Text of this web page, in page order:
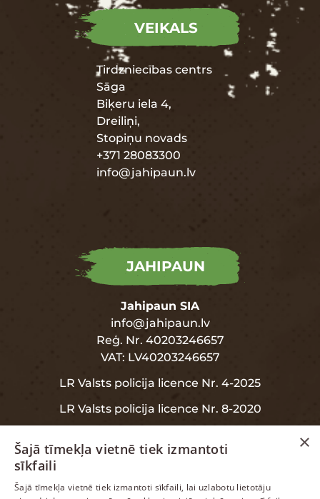
VEIKALS
Tirdzniecības centrs
Sāga
Biķeru iela 4,
Dreiliņi,
Stopiņu novads
+371 28083300
info@jahipaun.lv
JAHIPAUN
Jahipaun SIA
info@jahipaun.lv
Reģ. Nr. 40203246657
VAT: LV40203246657
LR Valsts policija licence Nr. 4-2025
LR Valsts policija licence Nr. 8-2020
INFORMĀCIJA
×
Šajā tīmekļa vietnē tiek izmantoti
sīkfaili
Šajā tīmekļa vietnē tiek izmantoti sīkfaili, lai uzlabotu lietotāju